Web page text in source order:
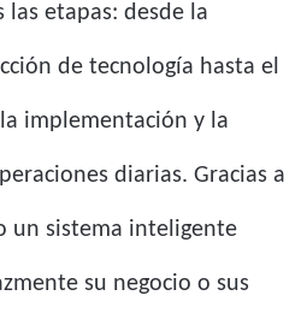
etapas: desde la
de tecnología hasta el
implementación y la
diarias. Gracias a
un sistema inteligente
su negocio o sus